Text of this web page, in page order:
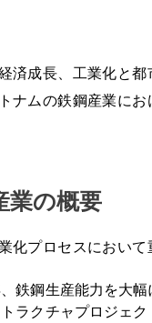
済成長、工業化と
ナムの鉄鋼産業に
業の概要
化プロセスにおいて
鉄鋼生産能力を大
ラクチャプロジェ